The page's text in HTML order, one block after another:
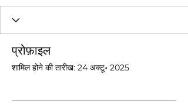
प्रोफ़ाइल
शामिल होने की तारीख: 24 अक्टू॰ 2025